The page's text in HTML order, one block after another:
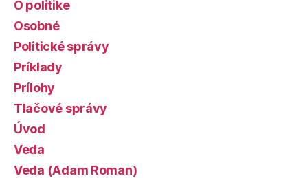
O politike
Osobné
Politické správy
Príklady
Prílohy
Tlačové správy
Úvod
Veda
Veda (Adam Roman)